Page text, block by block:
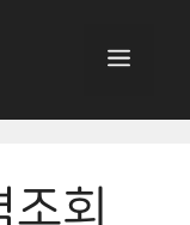
Menu
회